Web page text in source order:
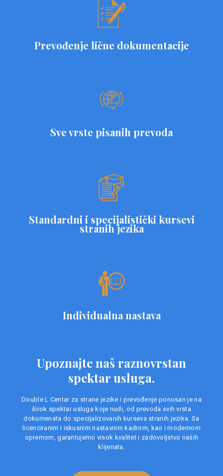
Prevođenje lične dokumentacije
Sve vrste pisanih prevoda
Standardni i specijalistički kursevi
stranih jezika
Individualna nastava
Upoznajte naš raznovrstan
spektar usluga.
Double L Centar za strane jezike i prevođenje ponosan je na
širok spektar usluga koje nudi, od prevoda svih vrsta
dokumenata do specijalizovanih kurseva stranih jezika. Sa
licenciranim i iskusnim nastavnim kadrom, kao i modernom
opremom, garantujemo visok kvalitet i zadovoljstvo naših
klijenata.